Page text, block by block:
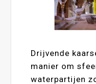
Drijvende
manier om
waterpartijen